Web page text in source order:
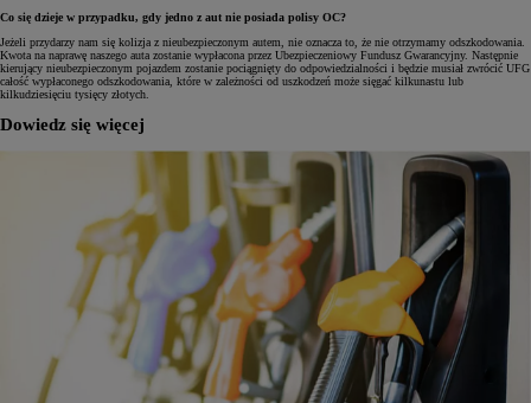
Co się dzieje w przypadku, gdy jedno z aut nie posiada polisy OC?
Jeżeli przydarzy nam się kolizja z nieubezpieczonym autem, nie oznacza to, że nie otrzymamy odszkodowania.
Kwota na naprawę naszego auta zostanie wypłacona przez Ubezpieczeniowy Fundusz Gwarancyjny. Następnie
kierujący nieubezpieczonym pojazdem zostanie pociągnięty do odpowiedzialności i będzie musiał zwrócić UFG
całość wypłaconego odszkodowania, które w zależności od uszkodzeń może sięgać kilkunastu lub
kilkudziesięciu tysięcy złotych.
Dowiedz się więcej